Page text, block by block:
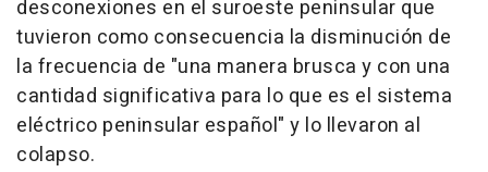
desconexiones en el suroeste peninsular que
tuvieron como consecuencia la disminución de
la frecuencia de "una manera brusca y con una
cantidad significativa para lo que es el sistema
eléctrico peninsular español" y lo llevaron al
colapso.